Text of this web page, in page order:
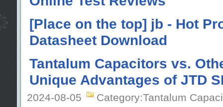
[Place on the top] jb - Hot
Datasheet Download
Tantalum Capacitors vs.
Unique Advantages of JTD
2024-08-05 Category:Tantalum